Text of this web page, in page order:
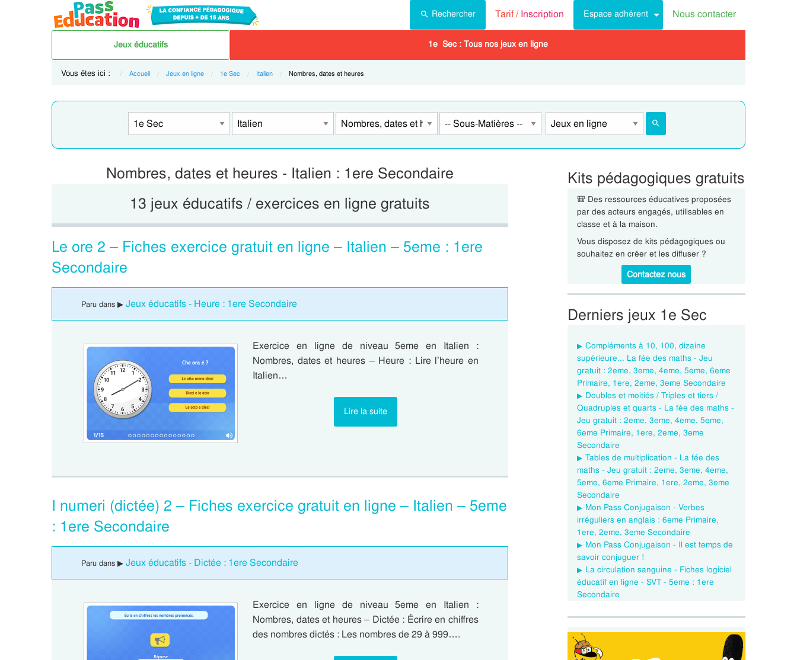
Rechercher Tarif /Inscription Espace adhérent Nous contacter
Jeux éducatifs 1e Sec : Tous nos jeux en ligne
Vous êtes ici : Accueil Jeux en ligne 1e Sec Italien Current:
Nombres, dates et heures
Nombres, dates et heures - Italien : 1ere Secondaire
13 jeux éducatifs / exercices en ligne gratuits
Le ore 2 – Fiches exercice gratuit en ligne – Italien – 5eme : 1ere
Secondaire
Paru dans ▶ Jeux éducatifs - Heure : 1ere Secondaire
Exercice en ligne de niveau 5eme en Italien :
Nombres, dates et heures – Heure : Lire l’heure en
Italien…
Lire la suite
I numeri (dictée) 2 – Fiches exercice gratuit en ligne – Italien – 5eme
: 1ere Secondaire
Paru dans ▶ Jeux éducatifs - Dictée : 1ere Secondaire
Exercice en ligne de niveau 5eme en Italien :
Nombres, dates et heures – Dictée : Écrire en chiffres
des nombres dictés : Les nombres de 29 à 999….
Kits pédagogiques gratuits
🎒 Des ressources éducatives proposées
par des acteurs engagés, utilisables en
classe et à la maison.
Vous disposez de kits pédagogiques ou
souhaitez en créer et les diffuser ?
Contactez nous
Derniers jeux 1e Sec
Compléments à 10, 100, dizaine
supérieure... La fée des maths - Jeu
gratuit : 2eme, 3eme, 4eme, 5eme, 6eme
Primaire, 1ere, 2eme, 3eme Secondaire
Doubles et moitiés / Triples et tiers /
Quadruples et quarts - La fée des maths -
Jeu gratuit : 2eme, 3eme, 4eme, 5eme,
6eme Primaire, 1ere, 2eme, 3eme
Secondaire
Tables de multiplication - La fée des
maths - Jeu gratuit : 2eme, 3eme, 4eme,
5eme, 6eme Primaire, 1ere, 2eme, 3eme
Secondaire
Mon Pass Conjugaison - Verbes
irréguliers en anglais : 6eme Primaire,
1ere, 2eme, 3eme Secondaire
Mon Pass Conjugaison - Il est temps de
savoir conjuguer !
La circulation sanguine - Fiches logiciel
éducatif en ligne - SVT - 5eme : 1ere
Secondaire